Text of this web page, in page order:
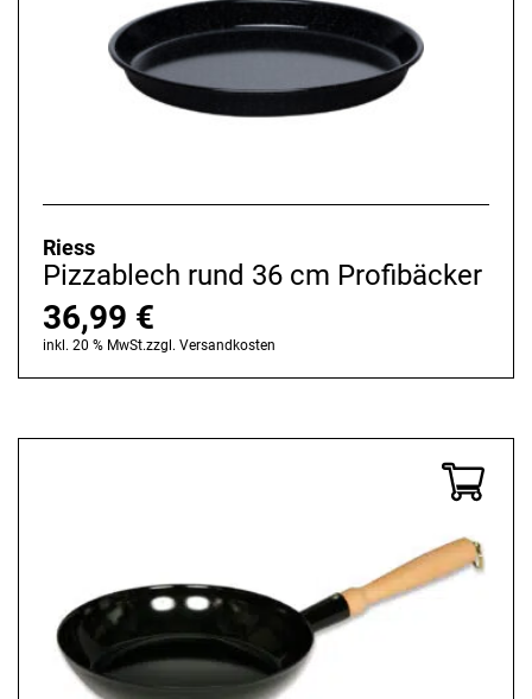
Riess
Pizzablech rund 36 cm Profibäcker
36,99 €
inkl. 20 % MwSt.zzgl. Versandkosten